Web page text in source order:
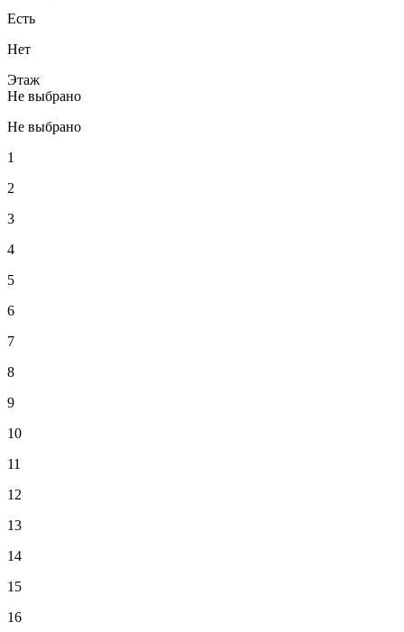
Есть
Нет
Этаж
Не выбрано
Не выбрано
1
2
3
4
5
6
7
8
9
10
11
12
13
14
15
16